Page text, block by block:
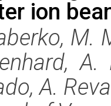
ion
M.
A.
A.